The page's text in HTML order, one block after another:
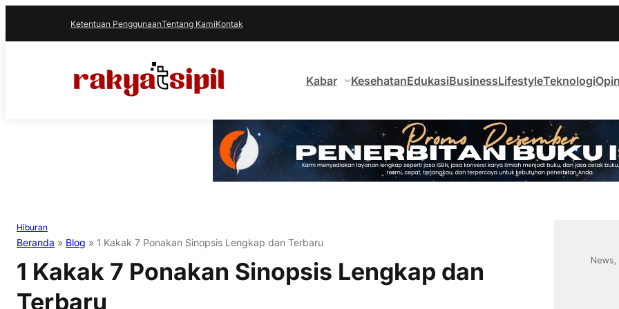
Ketentuan PenggunaanTentang KamiKontak
Kabar KesehatanEdukasiBusinessLifestyleTeknologi
Hiburan
Beranda » Blog » 1 Kakak 7 Ponakan Sinopsis Lengkap dan Terbaru
1 Kakak 7 Ponakan Sinopsis Lengkap dan
Terbaru